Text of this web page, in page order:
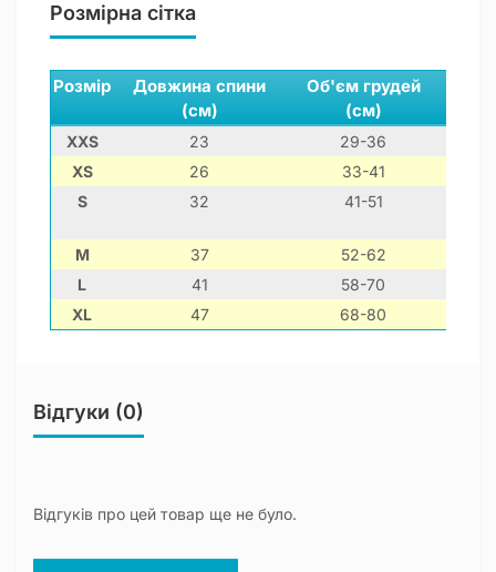
Розмірна сітка
Розмір
Довжина спини
(см)
Об'єм грудей
(см)
XXS 23 29-36
XS
26 33-41
S
32 41-51
M 37 52-62
L
41 58-70
XL
47 68-80
Відгуки (0)
Відгуків про цей товар ще не було.